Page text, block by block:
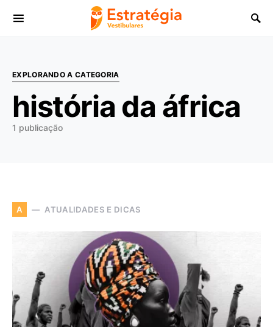
Procurar:
EXPLORANDO A CATEGORIA
história da áfrica
1 publicação
A ATUALIDADES E DICAS